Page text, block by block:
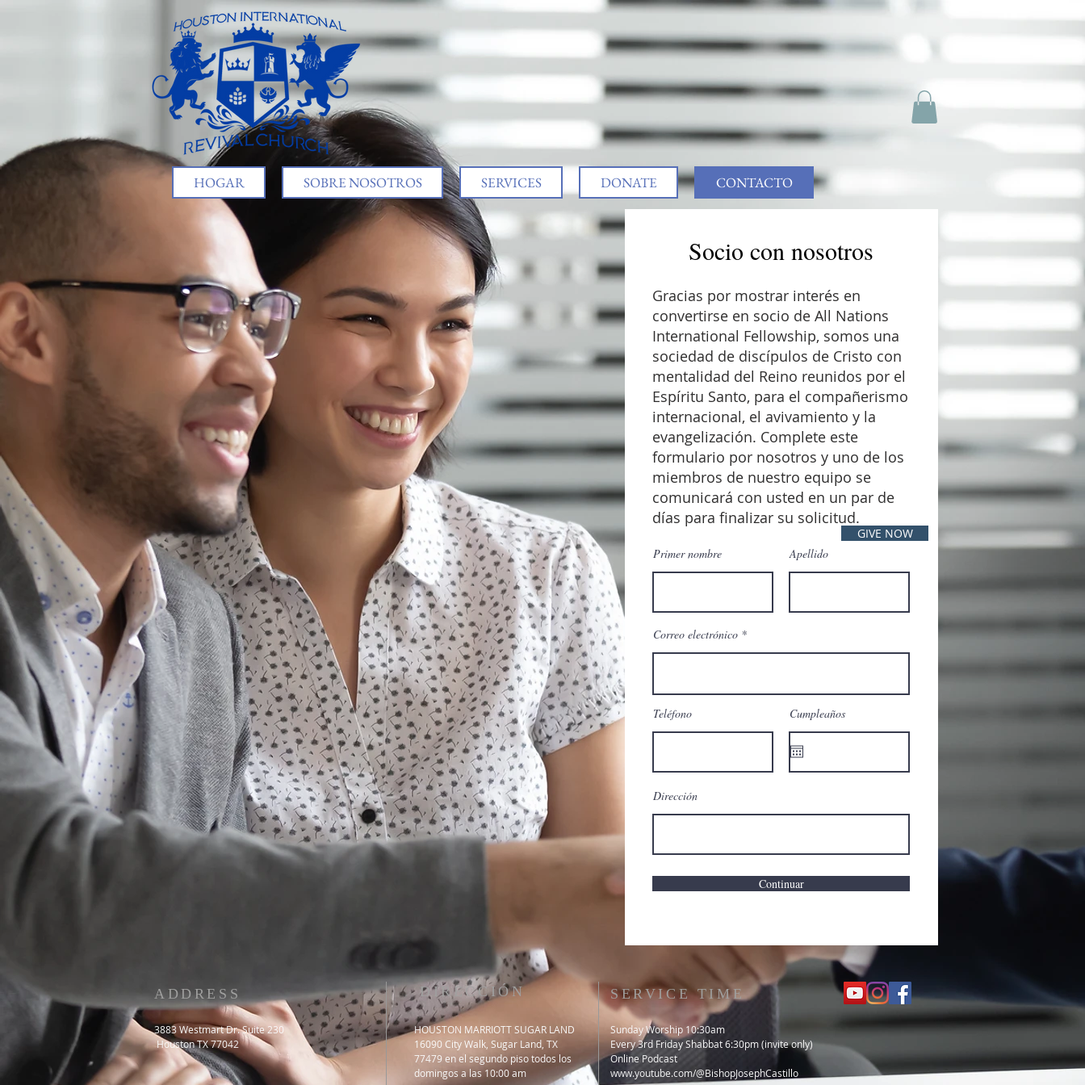
HOGAR SOBRE NOSOTROS SERVICES DONATE CONTACTO
Socio con nosotros
Gracias por mostrar interés en
convertirse en socio de All Nations
International Fellowship, somos una
sociedad de discípulos de Cristo con
mentalidad del Reino reunidos por el
Espíritu Santo, para el compañerismo
internacional, el avivamiento y la
evangelización. Complete este
formulario por nosotros y uno de los
miembros de nuestro equipo se
comunicará con usted en un par de
días para finalizar su solicitud.
GIVE NOW
Primer nombre
Apellido
Correo electrónico
Teléfono Cumpleaños
Dirección
Continuar
ADDRESS
3883 Westmart Dr. Suite 230
Houston TX 77042
DIRECCIÓN
HOUSTON MARRIOTT SUGAR LAND
16090 City Walk, Sugar Land, TX
77479 en el segundo piso todos los
domingos a las 10:00 am
SERVICE TIME
Sunday Worship 10:30am
​Every 3rd Friday Shabbat 6:30pm (invite only)
Online Podcast
www.youtube.com/@BishopJosephCastillo